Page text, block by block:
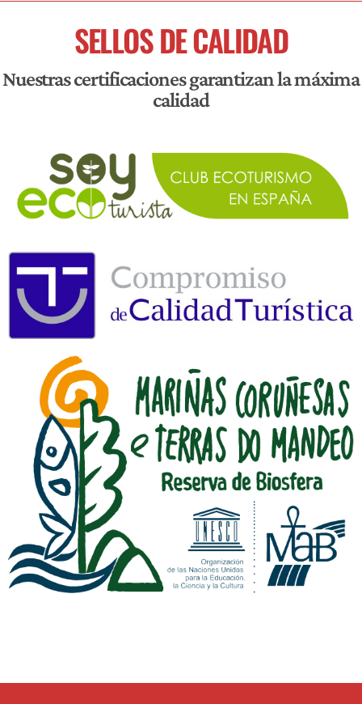
SELLOS DE CALIDAD
Nuestras certificaciones garantizan la máxima
calidad